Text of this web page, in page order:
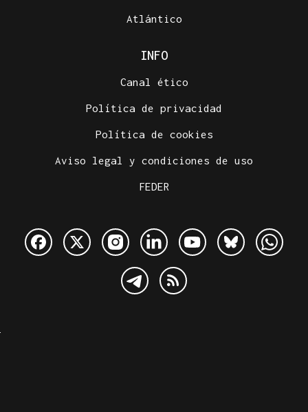
Atlántico
INFO
Canal ético
Política de privacidad
Política de cookies
Aviso legal y condiciones de uso
FEDER